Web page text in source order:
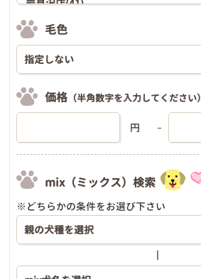
毛色
価格 （半角数字を入力してください）
円
mix（ミックス）検索
※どちらかの条件をお選び下さい